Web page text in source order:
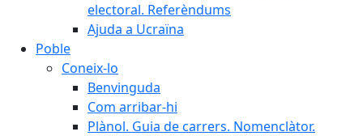
electoral. Referèndums
Ajuda a Ucraïna
Poble
Coneix-lo
Benvinguda
Com arribar-hi
Plànol. Guia de carrers. Nomenclàtor.